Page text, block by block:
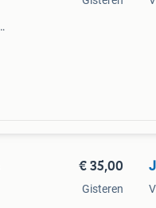
€ 35,00
Gisteren